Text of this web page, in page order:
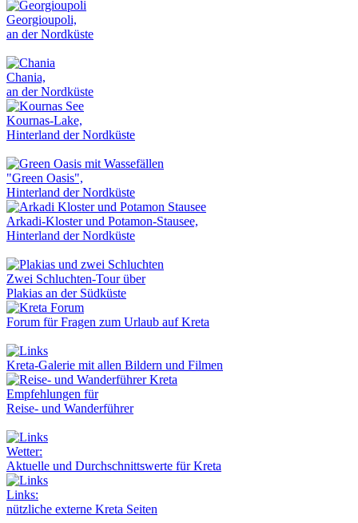
Georgioupoli,
an der Nordküste
Chania,
an der Nordküste
Kournas-Lake,
Hinterland der Nordküste
"Green Oasis",
Hinterland der Nordküste
Arkadi-Kloster und Potamon-Stausee,
Hinterland der Nordküste
Zwei Schluchten-Tour über
Plakias an der Südküste
Forum für Fragen zum Urlaub auf Kreta
Kreta-Galerie mit allen Bildern und Filmen
Empfehlungen für
Reise- und Wanderführer
Wetter:
Aktuelle und Durchschnittswerte für Kreta
Links:
nützliche externe Kreta Seiten